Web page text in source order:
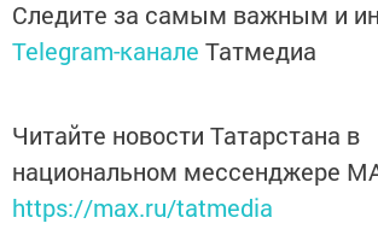
Следите за самым важным и
Telegram-канале Татмедиа
Читайте новости Татарстана в
национальном мессенджере
https://max.ru/tatmedia